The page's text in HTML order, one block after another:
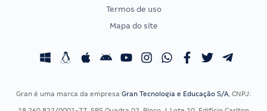
Concursos Fiscais
Calendário OAB
Termos de uso
Mapa do site
Gran é uma marca da empresa Gran Tecnologia e Educação S/A, CNPJ: